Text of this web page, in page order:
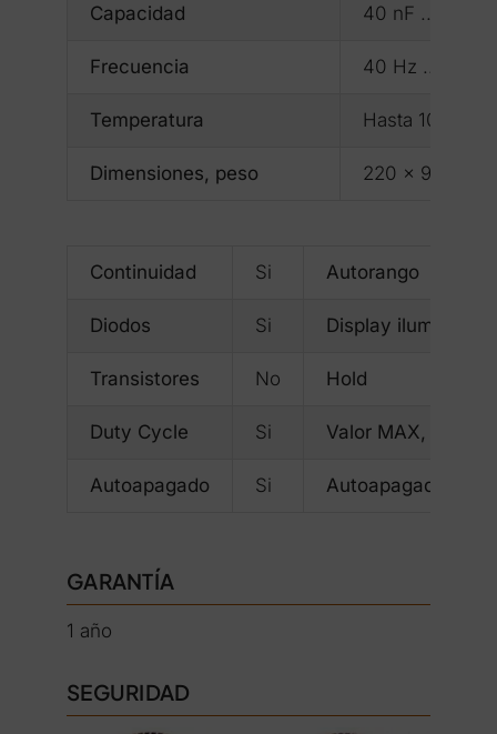
Capacidad 40 nF ... 40
Frecuencia 40 Hz ... 100
Temperatura Hasta 1000ºC
Dimensiones, peso 220 x 96 x 60
Continuidad Si Autorango
Diodos Si Display iluminado
Transistores No Hold
Duty Cycle Si Valor MAX, MIN y
Autoapagado Si Autoapagado
GARANTÍA
1 año
SEGURIDAD